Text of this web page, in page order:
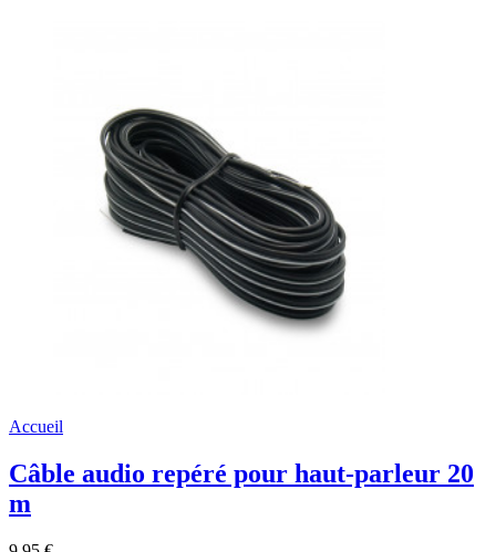
Accueil
Câble audio repéré pour haut-parleur 20
m